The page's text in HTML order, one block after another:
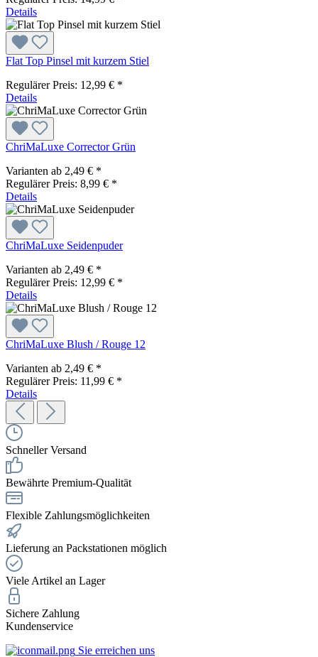
Details
Flat Top Pinsel mit kurzem Stiel
Regulärer Preis: 12,99 € *
Details
ChriMaLuxe Corrector Grün
Varianten ab 2,49 € *
Regulärer Preis: 8,99 € *
Details
ChriMaLuxe Seidenpuder
Varianten ab 2,49 € *
Regulärer Preis: 12,99 € *
Details
ChriMaLuxe Blush / Rouge 12
Varianten ab 2,49 € *
Regulärer Preis: 11,99 € *
Details
Schneller Versand
Bewährte Premium-Qualität
Flexible Zahlungsmöglichkeiten
Lieferung an Packstationen möglich
Viele Artikel an Lager
Sichere Zahlung
Kundenservice
Sie erreichen uns